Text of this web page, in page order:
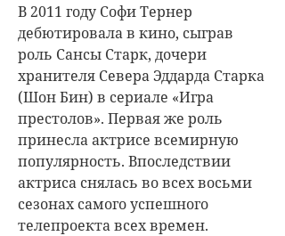
В 2011 году Софи Тернер
дебютировала в кино, сыграв
роль Сансы Старк, дочери
хранителя Севера Эддарда Старка
(Шон Бин) в сериале «Игра
престолов». Первая же роль
принесла актрисе всемирную
популярность. Впоследствии
актриса снялась во всех восьми
сезонах самого успешного
телепроекта всех времен.